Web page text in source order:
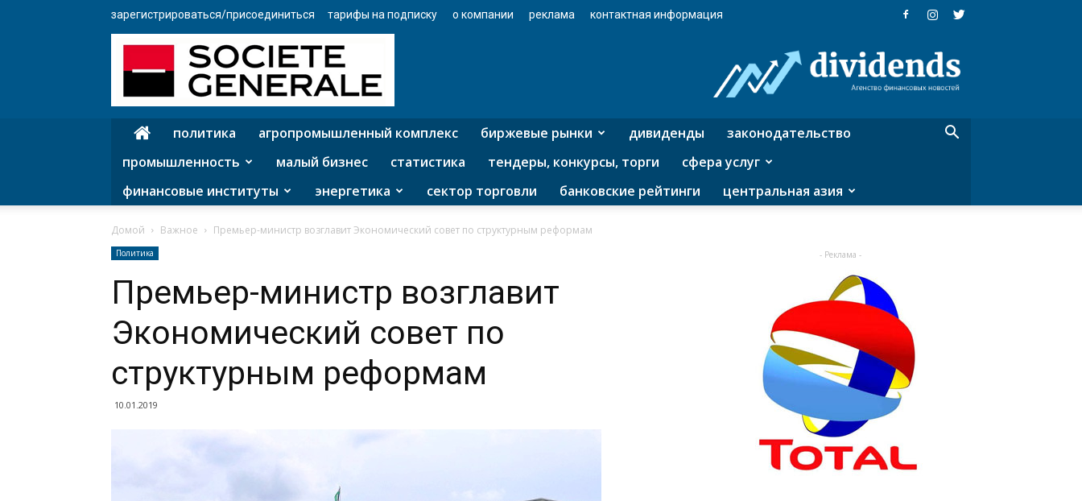
зарегистрироваться/присоединиться тарифы на подписку о компании реклама контактная информация
агентство
финансовых
политика агропромышленный комплекс биржевые рынки дивиденды
законодательство
промышленность
малый бизнес статистика тендеры, конкурсы, торги
сфера услуг
финансовые институты
энергетика сектор торговли банковские рейтинги центральная азия
Домой Важное Премьер-министр возглавит Экономический совет по структурным реформам
Политика
Премьер-министр возглавит
Экономический совет по
структурным реформам
10.01.2019
- Реклама -